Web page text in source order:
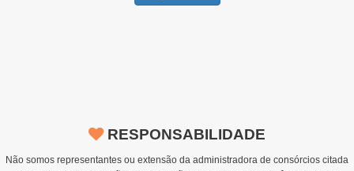
RESPONSABILIDADE
Não somos representantes ou extensão da administradora de consórcios citada